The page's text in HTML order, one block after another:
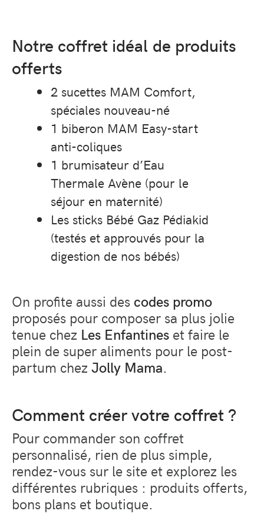
Notre coffret idéal de produits
offerts
2 sucettes MAM Comfort,
spéciales nouveau-né
1 biberon MAM Easy-start
anti-coliques
1 brumisateur d’Eau
Thermale Avène (pour le
séjour en maternité)
Les sticks Bébé Gaz Pédiakid
(testés et approuvés pour la
digestion de nos bébés)
On profite aussi des codes promo
proposés pour composer sa plus jolie
tenue chez Les Enfantines et faire le
plein de super aliments pour le post-
partum chez Jolly Mama.
Comment créer votre coffret ?
Pour commander son coffret
personnalisé, rien de plus simple,
rendez-vous sur le site et explorez les
différentes rubriques : produits offerts,
bons plans et boutique.